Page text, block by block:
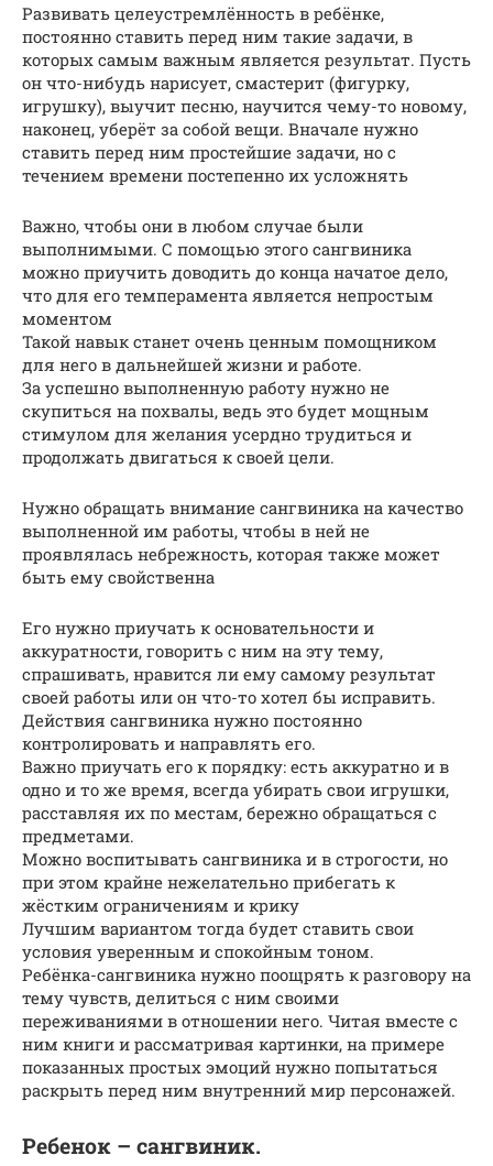
Развивать целеустремлённость в ребёнке,
постоянно ставить перед ним такие задачи, в
которых самым важным является результат. Пусть
он что-нибудь нарисует, смастерит (фигурку,
игрушку), выучит песню, научится чему-то новому,
наконец, уберёт за собой вещи. Вначале нужно
ставить перед ним простейшие задачи, но с
течением времени постепенно их усложнять
Важно, чтобы они в любом случае были
выполнимыми. С помощью этого сангвиника
можно приучить доводить до конца начатое дело,
что для его темперамента является непростым
моментом
Такой навык станет очень ценным помощником
для него в дальнейшей жизни и работе.
За успешно выполненную работу нужно не
скупиться на похвалы, ведь это будет мощным
стимулом для желания усердно трудиться и
продолжать двигаться к своей цели.
Нужно обращать внимание сангвиника на качество
выполненной им работы, чтобы в ней не
проявлялась небрежность, которая также может
быть ему свойственна
Его нужно приучать к основательности и
аккуратности, говорить с ним на эту тему,
спрашивать, нравится ли ему самому результат
своей работы или он что-то хотел бы исправить.
Действия сангвиника нужно постоянно
контролировать и направлять его.
Важно приучать его к порядку: есть аккуратно и в
одно и то же время, всегда убирать свои игрушки,
расставляя их по местам, бережно обращаться с
предметами.
Можно воспитывать сангвиника и в строгости, но
при этом крайне нежелательно прибегать к
жёстким ограничениям и крику
Лучшим вариантом тогда будет ставить свои
условия уверенным и спокойным тоном.
Ребёнка-сангвиника нужно поощрять к разговору на
тему чувств, делиться с ним своими
переживаниями в отношении него. Читая вместе с
ним книги и рассматривая картинки, на примере
показанных простых эмоций нужно попытаться
раскрыть перед ним внутренний мир персонажей.
Ребенок – сангвиник.